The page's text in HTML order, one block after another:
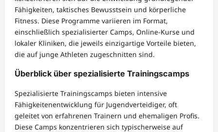
Fähigkeiten, taktisches Bewusstsein und körperliche
Fitness. Diese Programme variieren im Format,
einschließlich spezialisierter Camps, Online-Kurse und
lokaler Kliniken, die jeweils einzigartige Vorteile bieten,
die auf junge Athleten zugeschnitten sind.
Überblick über spezialisierte Trainingscamps
Spezialisierte Trainingscamps bieten intensive
Fähigkeitenentwicklung für Jugendverteidiger, oft
geleitet von erfahrenen Trainern und ehemaligen Profis.
Diese Camps konzentrieren sich typischerweise auf